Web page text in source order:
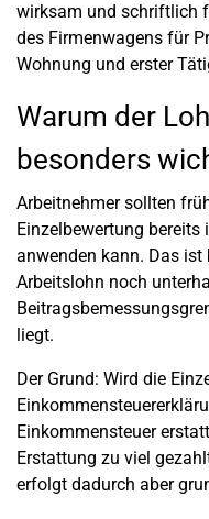
wirksam und schriftlich
des Firmenwagens für
Wohnung und erster
Warum der
besonders
Arbeitnehmer sollten
Einzelbewertung
anwenden kann. Das
Arbeitslohn noch
liegt.
Der Grund: Wird die
Einkommensteuer
Erstattung zu viel
erfolgt dadurch aber